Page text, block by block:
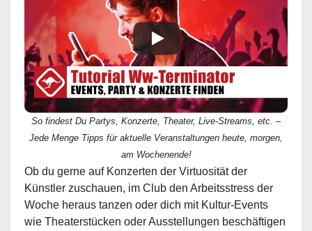
So findest Du Partys, Konzerte, Theater, Live-Streams, etc. –
Jede Menge Tipps für aktuelle Veranstaltungen heute, morgen,
am Wochenende!
Ob du gerne auf Konzerten der Virtuosität der
Künstler zuschauen, im Club den Arbeitsstress der
Woche heraus tanzen oder dich mit Kultur-Events
wie Theaterstücken oder Ausstellungen beschäftigen